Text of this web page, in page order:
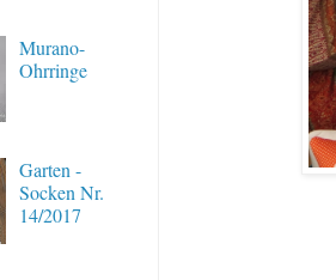
Murano-
Ohrringe
Garten -
Socken Nr.
14/2017